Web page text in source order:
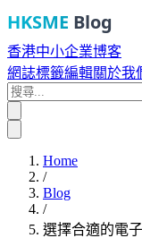
HKSME Blog
香港中小企業博客
網誌標籤編輯關於我
Home
/
Blog
/
選擇合適的電